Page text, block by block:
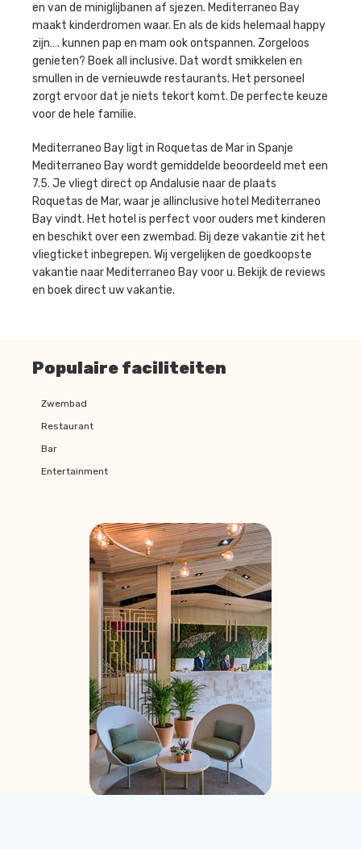
en van de miniglijbanen af sjezen. Mediterraneo Bay
maakt kinderdromen waar. En als de kids helemaal happy
zijn…. kunnen pap en mam ook ontspannen. Zorgeloos
genieten? Boek all inclusive. Dat wordt smikkelen en
smullen in de vernieuwde restaurants. Het personeel
zorgt ervoor dat je niets tekort komt. De perfecte keuze
voor de hele familie.
Mediterraneo Bay ligt in Roquetas de Mar in Spanje
Mediterraneo Bay wordt gemiddelde beoordeeld met een
7.5. Je vliegt direct op Andalusie naar de plaats
Roquetas de Mar, waar je allinclusive hotel Mediterraneo
Bay vindt. Het hotel is perfect voor ouders met kinderen
en beschikt over een zwembad. Bij deze vakantie zit het
vliegticket inbegrepen. Wij vergelijken de goedkoopste
vakantie naar Mediterraneo Bay voor u. Bekijk de reviews
en boek direct uw vakantie.
Populaire faciliteiten
Zwembad
Restaurant
Bar
Entertainment